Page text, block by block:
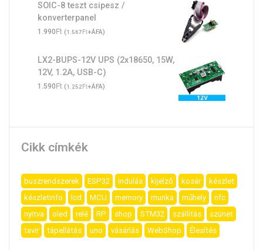
SOIC-8 teszt csipesz /
konverterpanel
1.990Ft (1.567Ft+ÁFA)
LX2-BUPS-12V UPS (2x18650, 15W,
12V, 1.2A, USB-C)
1.590Ft (1.252Ft+ÁFA)
Cikk címkék
buszrendszerek ESP32 indulás kijelző kosár
készlet
készletinfo
lcd MCU memory munka műhely
nfc
nyitva
oled relé RP shop STM32 szállítás
szünet
tavir
tápellátás uno vásárlás WebShop Élesítés